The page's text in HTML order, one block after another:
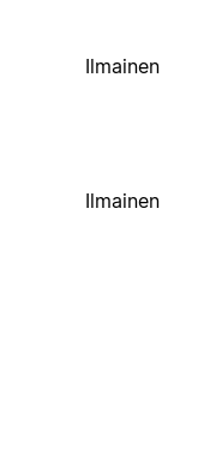
Ilmainen
Ilmainen